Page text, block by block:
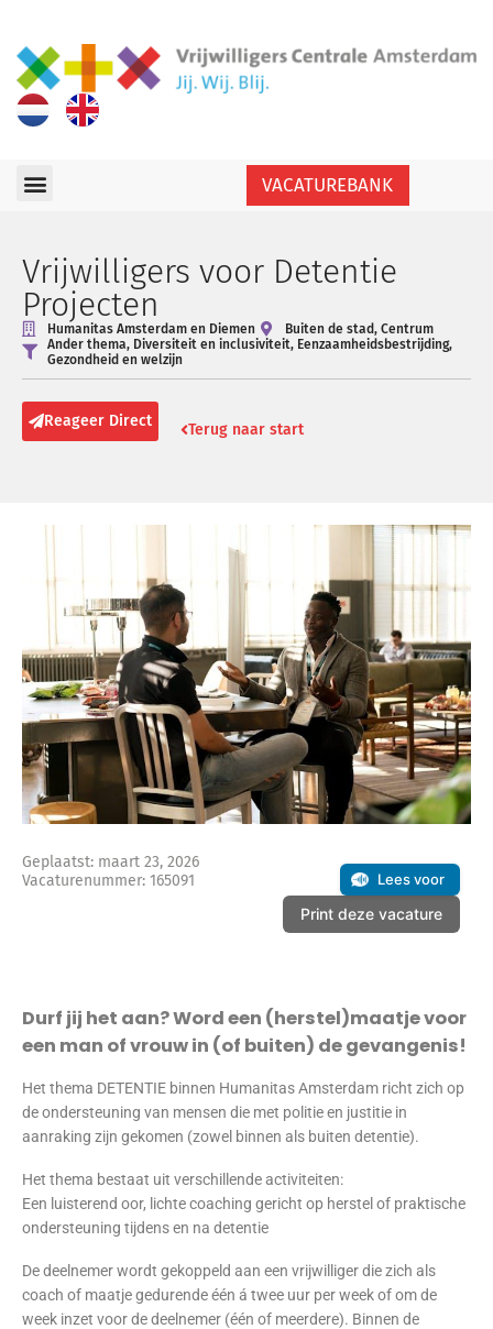
VACATUREBANK
Vrijwilligers voor Detentie
Projecten
Humanitas Amsterdam en Diemen Buiten de stad, Centrum
Ander thema, Diversiteit en inclusiviteit, Eenzaamheidsbestrijding,
Gezondheid en welzijn
Reageer Direct Terug naar start
Geplaatst: maart 23, 2026
Vacaturenummer: 165091
Print deze vacature
Lees voor
Durf jij het aan? Word een (herstel)maatje voor
een man of vrouw in (of buiten) de gevangenis!
Het thema DETENTIE binnen Humanitas Amsterdam richt zich op
de ondersteuning van mensen die met politie en justitie in
aanraking zijn gekomen (zowel binnen als buiten detentie).
Het thema bestaat uit verschillende activiteiten:
Een luisterend oor, lichte coaching gericht op herstel of praktische
ondersteuning tijdens en na detentie
De deelnemer wordt gekoppeld aan een vrijwilliger die zich als
coach of maatje gedurende één á twee uur per week of om de
week inzet voor de deelnemer (één of meerdere). Binnen de